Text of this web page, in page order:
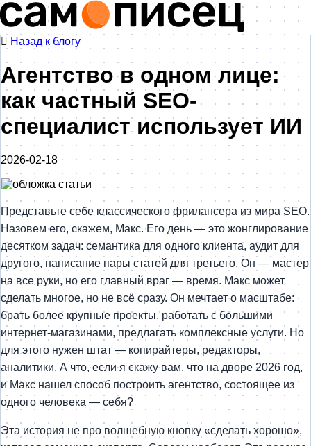
Назад к блогу
Агентство в одном лице:
как частный SEO-
специалист использует ИИ
2026-02-18
Представьте себе классического фрилансера из мира SEO.
Назовем его, скажем, Макс. Его день — это жонглирование
десятком задач: семантика для одного клиента, аудит для
другого, написание пары статей для третьего. Он — мастер
на все руки, но его главный враг — время. Макс может
сделать многое, но не всё сразу. Он мечтает о масштабе:
брать более крупные проекты, работать с большими
интернет-магазинами, предлагать комплексные услуги. Но
для этого нужен штат — копирайтеры, редакторы,
аналитики. А что, если я скажу вам, что на дворе 2026 год,
и Макс нашел способ построить агентство, состоящее из
одного человека — себя?
Эта история не про волшебную кнопку «сделать хорошо»,